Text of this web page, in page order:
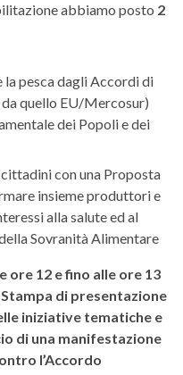
abbiamo posto 2
la pesca dagli Accordi di
quello EU/Mercosur)
dei Popoli e dei
con una Proposta
insieme produttori e
alla salute ed al
Sovranità Alimentare
ore 12 e fino alle ore 13
di presentazione
iniziative tematiche e
di una manifestazione
l’Accordo